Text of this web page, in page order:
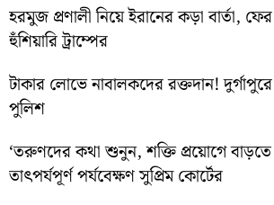
হরমুজ প্রণালী নিয়ে ইরানের কড়া বার্তা,
হুঁশিয়ারি ট্রাম্পের
টাকার লোভে নাবালকদের রক্তদান!
পুলিশ
‘তরুণদের কথা শুনুন, শক্তি প্রয়োগে বাড়তে
তাৎপর্যপূর্ণ পর্যবেক্ষণ সুপ্রিম কোর্টের